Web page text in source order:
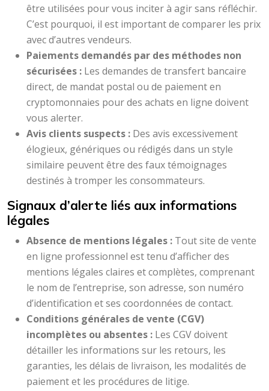
être utilisées pour vous inciter à agir sans réfléchir.
C’est pourquoi, il est important de comparer les prix
avec d’autres vendeurs.
Paiements demandés par des méthodes non
sécurisées : Les demandes de transfert bancaire
direct, de mandat postal ou de paiement en
cryptomonnaies pour des achats en ligne doivent
vous alerter.
Avis clients suspects : Des avis excessivement
élogieux, génériques ou rédigés dans un style
similaire peuvent être des faux témoignages
destinés à tromper les consommateurs.
Signaux d’alerte liés aux informations
légales
Absence de mentions légales : Tout site de vente
en ligne professionnel est tenu d’afficher des
mentions légales claires et complètes, comprenant
le nom de l’entreprise, son adresse, son numéro
d’identification et ses coordonnées de contact.
Conditions générales de vente (CGV)
incomplètes ou absentes : Les CGV doivent
détailler les informations sur les retours, les
garanties, les délais de livraison, les modalités de
paiement et les procédures de litige.